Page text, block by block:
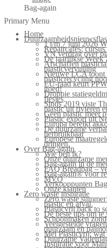
Bag-again
Primary Menu
Home
1 t/m 7 juni 2026
Repaircafés:
VN verdrag over
De jaarlijkse Week
Afschaffen
plasticvervuiling
Nieuwe LCA toont
plasticrecycling
EU-raad keurt
goed!
Droppie
flesjes
Sinds 2019 viste
plastic uit rivieren
Geen plastic meer
Plastic export uit
Europa bereikt
De duurzame
herbruikbaar
Europese
dringen.
Over Bag-again
Wie ben ik?
Onze duurzame
Bag-again in de
FAQ Breadbag –
Bag-again® voor
MVO
Verkooppunten
Onze klanten
Zero waste inspiratie
Zero waste
plastic en afval.
Plasticvrij back to
De beste tips om te
Schoonmaken
Veelgestelde
duurzaam en
Mei Plasticvrij: wat
Duurzame
Inspiratie voor